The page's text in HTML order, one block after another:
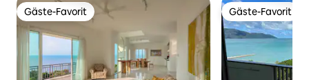
Gäste-Favorit
Gäste-Favorit Gäste-Favorit
Gäste-Favorit